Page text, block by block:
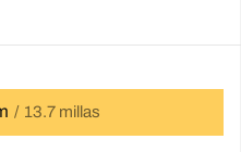
13.7 millas